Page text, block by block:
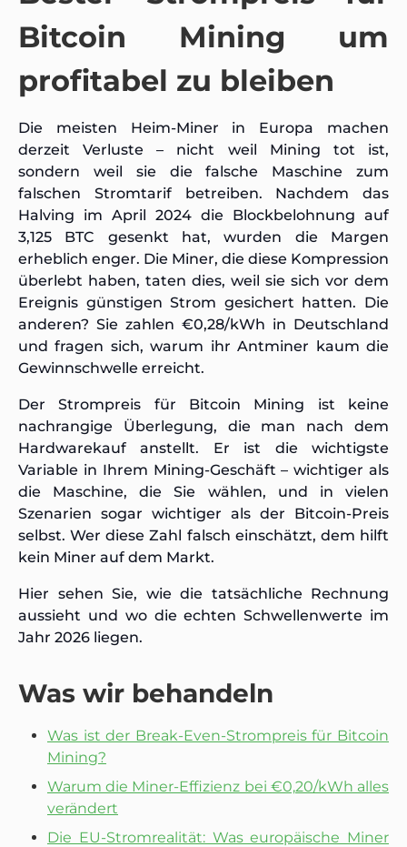
Bitcoin Mining um
profitabel zu bleiben
Die meisten Heim-Miner in Europa machen
derzeit Verluste – nicht weil Mining tot ist,
sondern weil sie die falsche Maschine zum
falschen Stromtarif betreiben. Nachdem das
Halving im April 2024 die Blockbelohnung auf
3,125 BTC gesenkt hat, wurden die Margen
erheblich enger. Die Miner, die diese Kompression
überlebt haben, taten dies, weil sie sich vor dem
Ereignis günstigen Strom gesichert hatten. Die
anderen? Sie zahlen €0,28/kWh in Deutschland
und fragen sich, warum ihr Antminer kaum die
Gewinnschwelle erreicht.
Der Strompreis für Bitcoin Mining ist keine
nachrangige Überlegung, die man nach dem
Hardwarekauf anstellt. Er ist die wichtigste
Variable in Ihrem Mining-Geschäft – wichtiger als
die Maschine, die Sie wählen, und in vielen
Szenarien sogar wichtiger als der Bitcoin-Preis
selbst. Wer diese Zahl falsch einschätzt, dem hilft
kein Miner auf dem Markt.
Hier sehen Sie, wie die tatsächliche Rechnung
aussieht und wo die echten Schwellenwerte im
Jahr 2026 liegen.
Was wir behandeln
Was ist der Break-Even-Strompreis für Bitcoin
Mining?
Warum die Miner-Effizienz bei €0,20/kWh alles
verändert
Die EU-Stromrealität: Was europäische Miner